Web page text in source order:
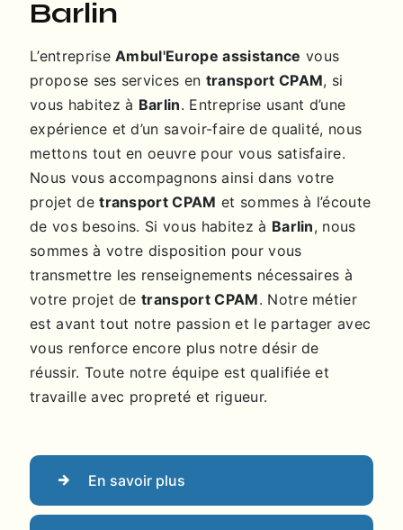
Barlin
L’entrepriseAmbul'Europe assistance vous
propose ses services en transport CPAM, si
vous habitez à Barlin. Entreprise usant d’une
expérience et d’un savoir-faire de qualité, nous
mettons tout en oeuvre pour vous satisfaire.
Nous vous accompagnons ainsi dans votre
projet detransport CPAM et sommes à l’écoute
de vos besoins. Si vous habitez à Barlin, nous
sommes à votre disposition pour vous
transmettre les renseignements nécessaires à
votre projet detransport CPAM. Notre métier
est avant tout notre passion et le partager avec
vous renforce encore plus notre désir de
réussir. Toute notre équipe est qualifiée et
travaille avec propreté et rigueur.
En savoir plus